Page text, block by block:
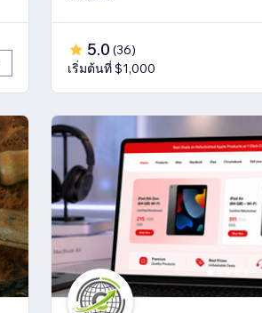
5.0 (36)
เริ่มต้นที่ $1,000